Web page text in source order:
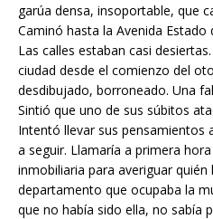
garúa densa, insoportable, que
Caminó hasta la Avenida
Las calles estaban casi
ciudad desde el comienzo del
desdibujado, borroneado. Una
Sintió que uno de sus súbitos
Intentó llevar sus pensamientos
a seguir. Llamaría a primera
inmobiliaria para averiguar quién
departamento que ocupaba la
que no había sido ella, no sabía